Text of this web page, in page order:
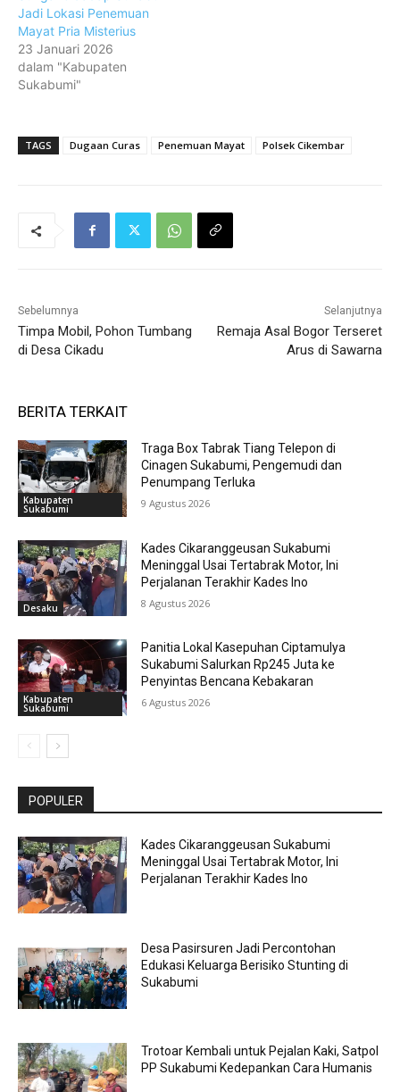
Jadi Lokasi Penemuan
Mayat Pria Misterius
23 Januari 2026
dalam "Kabupaten
Sukabumi"
TAGS Dugaan Curas Penemuan Mayat Polsek Cikembar
Sebelumnya
Timpa Mobil, Pohon Tumbang
di Desa Cikadu
Selanjutnya
Remaja Asal Bogor Terseret
Arus di Sawarna
BERITA TERKAIT
Kabupaten
Sukabumi
Traga Box Tabrak Tiang Telepon di
Cinagen Sukabumi, Pengemudi dan
Penumpang Terluka
9 Agustus 2026
Desaku
Kades Cikaranggeusan Sukabumi
Meninggal Usai Tertabrak Motor, Ini
Perjalanan Terakhir Kades Ino
8 Agustus 2026
Kabupaten
Sukabumi
Panitia Lokal Kasepuhan Ciptamulya
Sukabumi Salurkan Rp245 Juta ke
Penyintas Bencana Kebakaran
6 Agustus 2026
POPULER
Kades Cikaranggeusan Sukabumi
Meninggal Usai Tertabrak Motor, Ini
Perjalanan Terakhir Kades Ino
Desa Pasirsuren Jadi Percontohan
Edukasi Keluarga Berisiko Stunting di
Sukabumi
Trotoar Kembali untuk Pejalan Kaki, Satpol
PP Sukabumi Kedepankan Cara Humanis